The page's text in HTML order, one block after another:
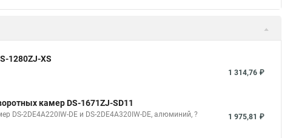
1280ZJ-XS
1 314,76 ₽
камер DS-1671ZJ-SD11
DS-2DE4A220IW-DE и DS-2DE4A320IW-DE, алюминий, ?
1 975,81 ₽